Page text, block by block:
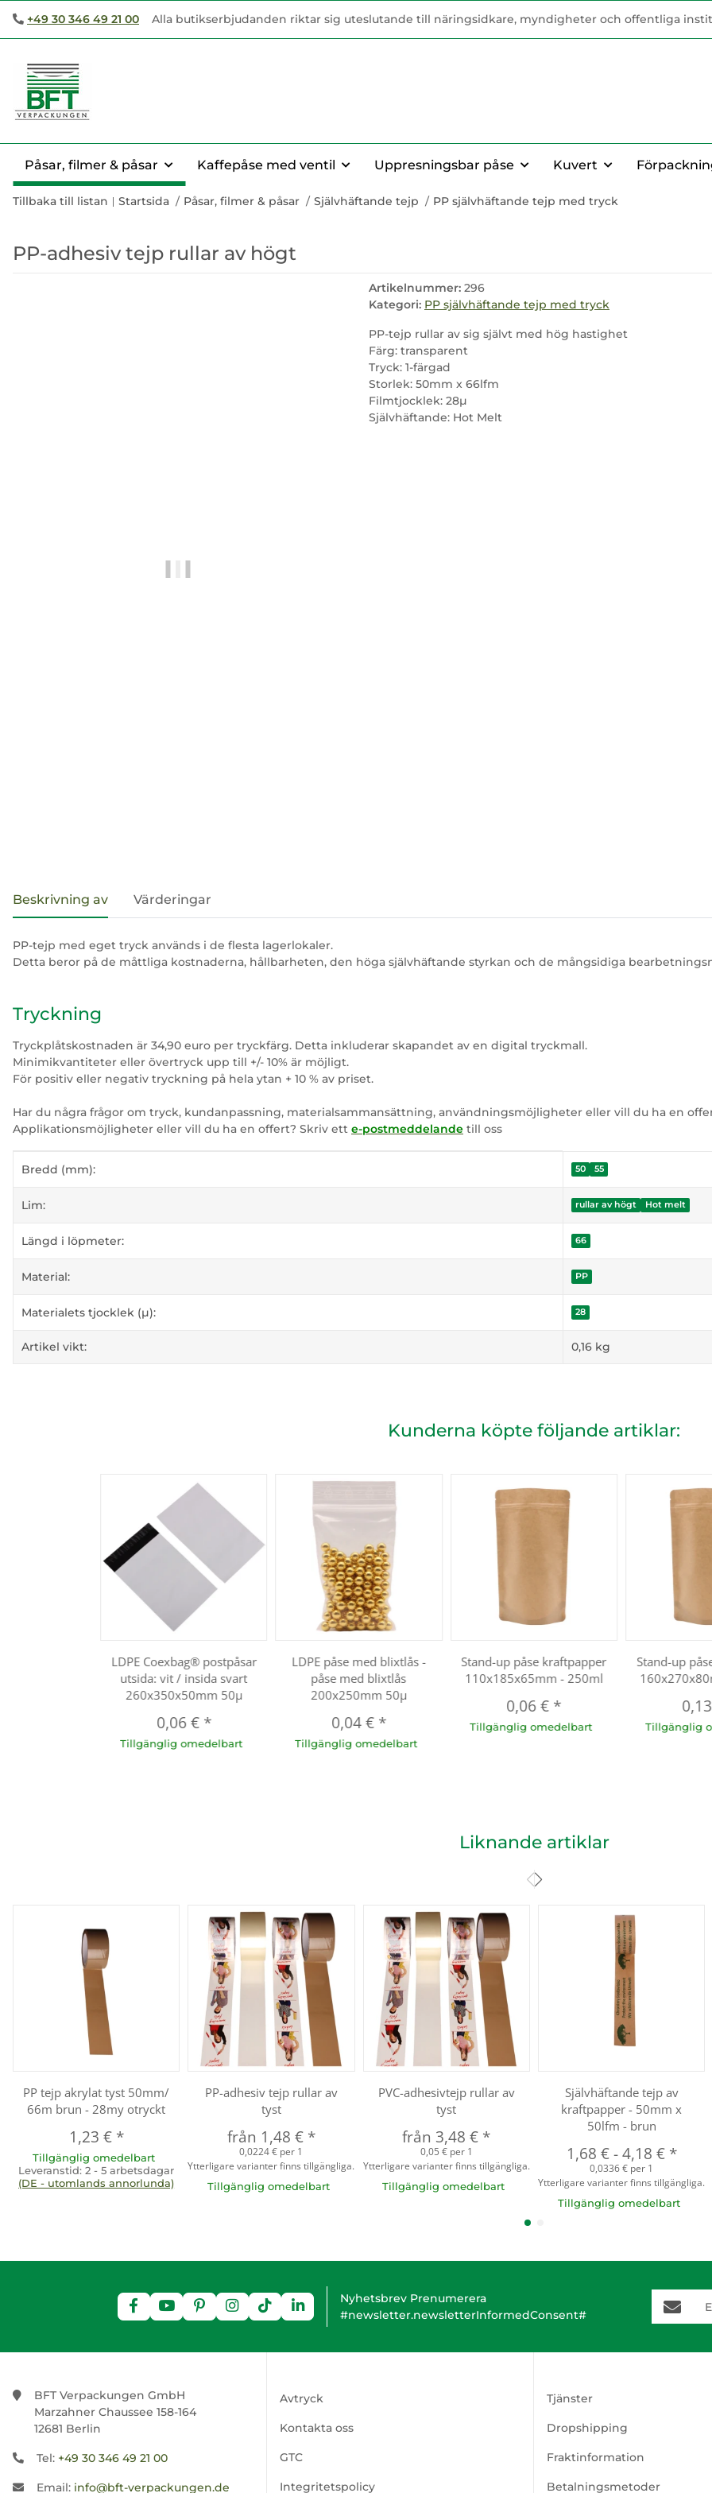
+49 30 346 49 21 00 Alla butikserbjudanden riktar sig uteslutande till näringsidkare, myndigheter och offentliga
Påsar, filmer & påsar Kaffepåse med ventil Uppresningsbar påse Kuvert
Tillbaka till listan Startsida Påsar, filmer & påsar Självhäftande tejp PP självhäftande tejp med tryck
PP-adhesiv tejp rullar av högt
Artikelnummer: 296
Kategori: PP självhäftande tejp med tryck
PP-tejp rullar av sig självt med hög hastighet
Färg: transparent
Tryck: 1-färgad
Storlek: 50mm x 66lfm
Filmtjocklek: 28µ
Självhäftande: Hot Melt
Beskrivning av Värderingar
PP-tejp med eget tryck används i de flesta lagerlokaler.
Detta beror på de måttliga kostnaderna, hållbarheten, den höga självhäftande styrkan och de mångsidiga
Tryckning
Tryckplåtskostnaden är 34,90 euro per tryckfärg. Detta inkluderar skapandet av en digital tryckmall.
Minimikvantiteter eller övertryck upp till +/- 10% är möjligt.
För positiv eller negativ tryckning på hela ytan + 10 % av priset.
Har du några frågor om tryck, kundanpassning, materialsammansättning, användningsmöjligheter eller vill du ha en
Applikationsmöjligheter eller vill du ha en offert? Skriv ett e-postmeddelande till oss
#productDetails.itemInformation#
#productDetails.itemValue#
Bredd (mm): 50 55
Lim: rullar av högt Hot melt
Längd i löpmeter: 66
Material: PP
Materialets tjocklek (µ): 28
Artikel vikt: 0,16 kg
Kunderna köpte följande artiklar:
LDPE Coexbag® postpåsar
utsida: vit / insida svart
260x350x50mm 50µ
0,06 € *
Tillgänglig omedelbart
LDPE påse med blixtlås -
påse med blixtlås
200x250mm 50µ
0,04 € *
Tillgänglig omedelbart
Stand-up påse kraftpapper
110x185x65mm - 250ml
0,06 € *
Tillgänglig omedelbart
Stand-up
Tillgänglig
Liknande artiklar
PP tejp akrylat tyst 50mm/
66m brun - 28my otryckt
1,23 € *
Tillgänglig omedelbart
Leveranstid:2 - 5 arbetsdagar
(DE - utomlands annorlunda)
PP-adhesiv tejp rullar av
tyst
från 1,48 € *
0,0224 € per 1
Ytterligare varianter finns tillgängliga.
Tillgänglig omedelbart
PVC-adhesivtejp rullar av
tyst
från 3,48 € *
0,05 € per 1
Ytterligare varianter finns tillgängliga.
Tillgänglig omedelbart
Självhäftande tejp av
kraftpapper - 50mm x
50lfm - brun
1,68 €-4,18 € *
0,0336 € per 1
Ytterligare varianter finns tillgängliga.
Tillgänglig omedelbart
Nyhetsbrev Prenumerera
#newsletter.newsletterInformedConsent#
E-Mail-
BFT Verpackungen GmbH
Marzahner Chaussee 158-164
12681 Berlin
Tel: +49 30 346 49 21 00
Email: info@bft-verpackungen.de
Avtryck
Kontakta oss
GTC
Integritetspolicy
Tjänster
Dropshipping
Fraktinformation
Betalningsmetoder